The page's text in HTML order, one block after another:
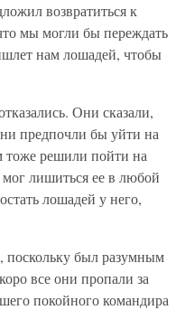
возвратиться к
мы могли бы переждать
нам лошадей, чтобы
Они сказали,
предпочли бы уйти на
тоже решили пойти на
лишиться ее в любой
лошадей у него,
поскольку был разумным
все они пропали за
покойного командира